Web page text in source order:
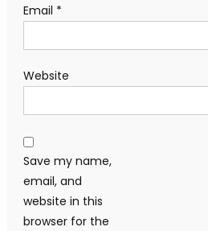
Email *
Website
Save my name,
email, and
website in this
browser for the